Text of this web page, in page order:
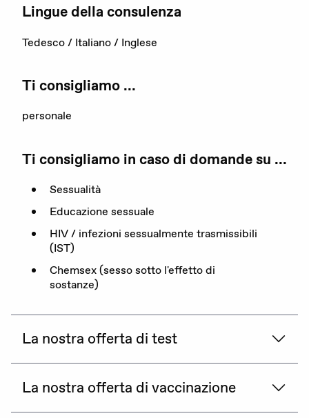
Donare adesso
Lingue della consulenza
Tedesco / Italiano / Inglese
Ti consigliamo ...
personale
Ti consigliamo in caso di domande su ...
Sessualità
Educazione sessuale
HIV / infezioni sessualmente trasmissibili
(IST)
Chemsex (sesso sotto l'effetto di
sostanze)
La nostra offerta di test
La nostra offerta di vaccinazione